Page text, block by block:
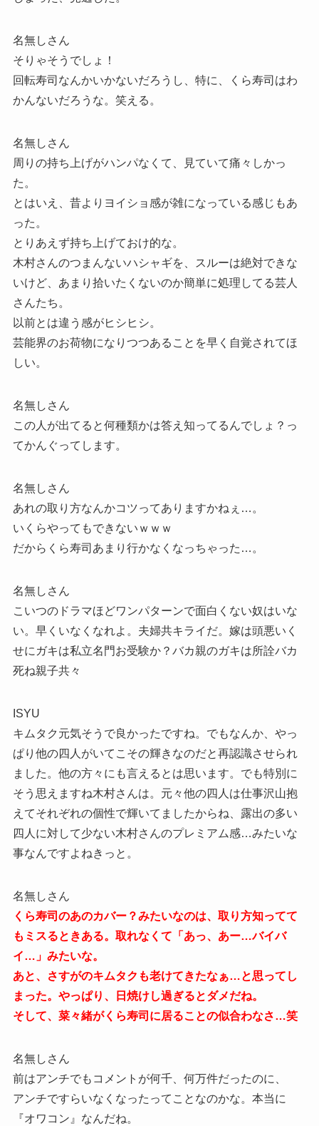
名無しさん
そりゃそうでしょ！
回転寿司なんかいかないだろうし、特に、くら寿司はわ
かんないだろうな。笑える。
名無しさん
周りの持ち上げがハンパなくて、見ていて痛々しかっ
た。
とはいえ、昔よりヨイショ感が雑になっている感じもあ
った。
とりあえず持ち上げておけ的な。
木村さんのつまんないハシャギを、スルーは絶対できな
いけど、あまり拾いたくないのか簡単に処理してる芸人
さんたち。
以前とは違う感がヒシヒシ。
芸能界のお荷物になりつつあることを早く自覚されてほ
しい。
名無しさん
この人が出てると何種類かは答え知ってるんでしょ？っ
てかんぐってします。
名無しさん
あれの取り方なんかコツってありますかねぇ…。
いくらやってもできないｗｗｗ
だからくら寿司あまり行かなくなっちゃった…。
名無しさん
こいつのドラマほどワンパターンで面白くない奴はいな
い。早くいなくなれよ。夫婦共キライだ。嫁は頭悪いく
せにガキは私立名門お受験か？バカ親のガキは所詮バカ
死ね親子共々
ISYU
キムタク元気そうで良かったですね。でもなんか、やっ
ぱり他の四人がいてこその輝きなのだと再認識させられ
ました。他の方々にも言えるとは思います。でも特別に
そう思えますね木村さんは。元々他の四人は仕事沢山抱
えてそれぞれの個性で輝いてましたからね、露出の多い
四人に対して少ない木村さんのプレミアム感…みたいな
事なんですよねきっと。
名無しさん
くら寿司のあのカバー？みたいなのは、取り方知ってて
もミスるときある。取れなくて「あっ、あー…バイバ
イ…」みたいな。
あと、さすがのキムタクも老けてきたなぁ…と思ってし
まった。やっぱり、日焼けし過ぎるとダメだね。
そして、菜々緒がくら寿司に居ることの似合わなさ…笑
名無しさん
前はアンチでもコメントが何千、何万件だったのに、
アンチですらいなくなったってことなのかな。本当に
『オワコン』なんだね。